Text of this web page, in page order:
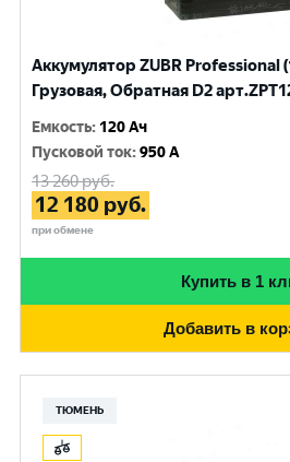
Аккумулятор ZUBR Professional
Грузовая, Обратная D2
Емкость: 120 Ач
Пусковой ток:950 A
13 260руб.
12 180 руб.
при обмене
Купить в 1
Добавить в
ТЮМЕНЬ